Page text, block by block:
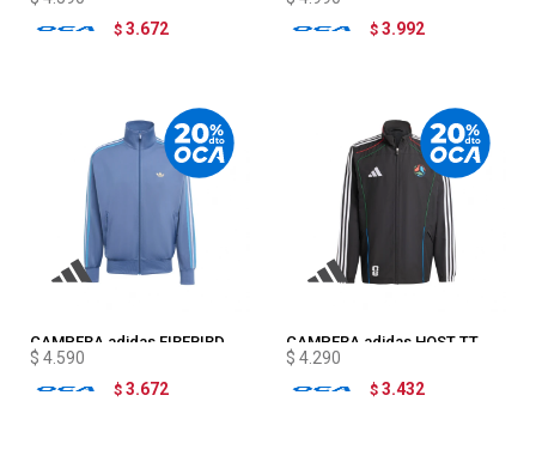
$ 3.672 $ 3.992
CAMPERA adidas FIREBIRD
$ 4.590
$ 3.672
CAMPERA adidas HOST TT
$ 4.290
$ 3.432